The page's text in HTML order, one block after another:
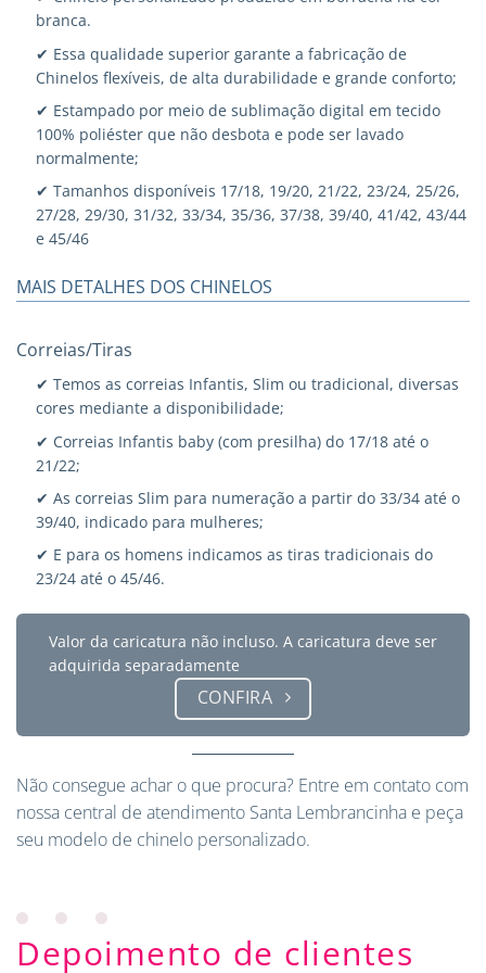
branca.
✔ Essa qualidade superior garante a fabricação de
Chinelos flexíveis, de alta durabilidade e grande conforto;
✔ Estampado por meio de sublimação digital em tecido
100% poliéster que não desbota e pode ser lavado
normalmente;
✔ Tamanhos disponíveis 17/18, 19/20, 21/22, 23/24, 25/26,
27/28, 29/30, 31/32, 33/34, 35/36, 37/38, 39/40, 41/42, 43/44
e 45/46
MAIS DETALHES DOS CHINELOS
Correias/Tiras
✔ Temos as correias Infantis, Slim ou tradicional, diversas
cores mediante a disponibilidade;
✔ Correias Infantis baby (com presilha) do 17/18 até o
21/22;
✔ As correias Slim para numeração a partir do 33/34 até o
39/40, indicado para mulheres;
✔ E para os homens indicamos as tiras tradicionais do
23/24 até o 45/46.
Valor da caricatura não incluso. A caricatura deve ser
adquirida separadamente
CONFIRA
Não consegue achar o que procura? Entre em contato com
nossa central de atendimento Santa Lembrancinha e peça
seu modelo de chinelo personalizado.
Depoimento de clientes